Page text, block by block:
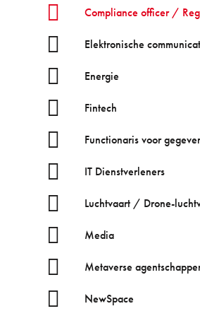
Compliance officer /
Elektronische
Energie
Fintech
Functionaris voor
IT Dienstverleners
Luchtvaart / Drone-
Media
Metaverse
NewSpace